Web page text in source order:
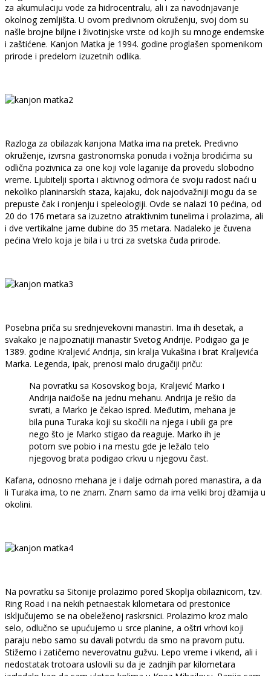
za akumulaciju vode za hidrocentralu, ali i za navodnjavanje
okolnog zemljišta. U ovom predivnom okruženju, svoj dom su
našle brojne biljne i životinjske vrste od kojih su mnoge endemske
i zaštićene. Kanjon Matka je 1994. godine proglašen spomenikom
prirode i predelom izuzetnih odlika.
Razloga za obilazak kanjona Matka ima na pretek. Predivno
okruženje, izvrsna gastronomska ponuda i vožnja brodićima su
odlična pozivnica za one koji vole laganije da provedu slobodno
vreme. Ljubitelji sporta i aktivnog odmora će svoju radost naći u
nekoliko planinarskih staza, kajaku, dok najodvažniji mogu da se
prepuste čak i ronjenju i speleologiji. Ovde se nalazi 10 pećina, od
20 do 176 metara sa izuzetno atraktivnim tunelima i prolazima, ali
i dve vertikalne jame dubine do 35 metara. Nadaleko je čuvena
pećina Vrelo koja je bila i u trci za svetska čuda prirode.
Posebna priča su srednjevekovni manastiri. Ima ih desetak, a
svakako je najpoznatiji manastir Svetog Andrije. Podigao ga je
1389. godine Kraljević Andrija, sin kralja Vukašina i brat Kraljevića
Marka. Legenda, ipak, prenosi malo drugačiji priču:
Na povratku sa Kosovskog boja, Kraljević Marko i
Andrija naiđoše na jednu mehanu. Andrija je rešio da
svrati, a Marko je čekao ispred. Međutim, mehana je
bila puna Turaka koji su skočili na njega i ubili ga pre
nego što je Marko stigao da reaguje. Marko ih je
potom sve pobio i na mestu gde je ležalo telo
njegovog brata podigao crkvu u njegovu čast.
Kafana, odnosno mehana je i dalje odmah pored manastira, a da
li Turaka ima, to ne znam. Znam samo da ima veliki broj džamija u
okolini.
Na povratku sa Sitonije prolazimo pored Skoplja obilaznicom, tzv.
Ring Road i na nekih petnaestak kilometara od prestonice
isključujemo se na obeleženoj raskrsnici. Prolazimo kroz malo
selo, odlučno se upućujemo u srce planine, a oštri vrhovi koji
paraju nebo samo su davali potvrdu da smo na pravom putu.
Stižemo i zatičemo neverovatnu gužvu. Lepo vreme i vikend, ali i
nedostatak trotoara uslovili su da je zadnjih par kilometara